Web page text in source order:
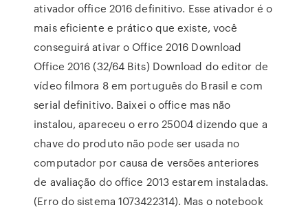
ativador office 2016 definitivo. Esse ativador é o
mais eficiente e prático que existe, você
conseguirá ativar o Office 2016 Download
Office 2016 (32/64 Bits) Download do editor de
vídeo filmora 8 em português do Brasil e com
serial definitivo. Baixei o office mas não
instalou, apareceu o erro 25004 dizendo que a
chave do produto não pode ser usada no
computador por causa de versões anteriores
de avaliação do office 2013 estarem instaladas.
(Erro do sistema 1073422314). Mas o notebook